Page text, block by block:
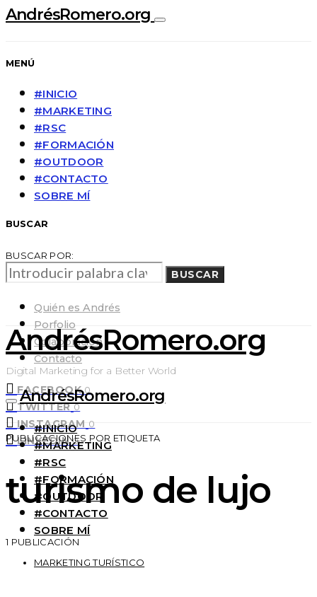
AndrésRomero.org
MENÚ
#INICIO
#MARKETING
#RSC
#FORMACIÓN
#OUTDOOR
#CONTACTO
SOBRE MÍ
BUSCAR
BUSCAR POR:
BUSCAR
Quién es Andrés
Porfolio
Colaboración
Contacto
FACEBOOK 0
TWITTER 0
INSTAGRAM 0
LINKEDIN 0
AndrésRomero.org
Digital Marketing for a Better World
AndrésRomero.org
#INICIO
#MARKETING
#RSC
#FORMACIÓN
#OUTDOOR
#CONTACTO
SOBRE MÍ
PUBLICACIONES POR ETIQUETA
turismo de lujo
1 PUBLICACIÓN
MARKETING TURÍSTICO